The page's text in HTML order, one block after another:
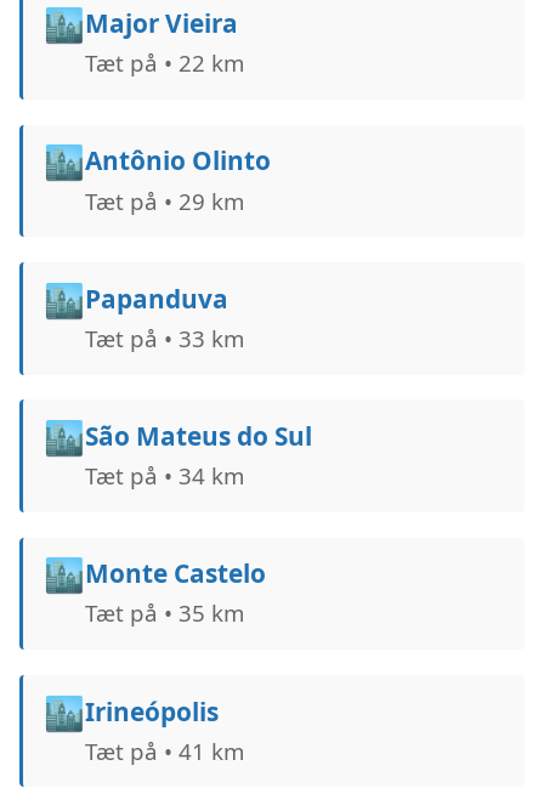
🏙️Major Vieira
Tæt på • 22 km
🏙️Antônio Olinto
Tæt på • 29 km
🏙️Papanduva
Tæt på • 33 km
🏙️São Mateus do Sul
Tæt på • 34 km
🏙️Monte Castelo
Tæt på • 35 km
🏙️Irineópolis
Tæt på • 41 km